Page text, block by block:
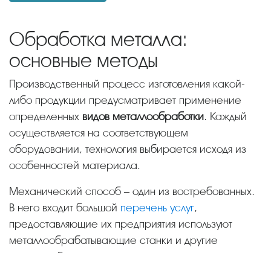
Обработка металла:
основные методы
Производственный процесс изготовления какой-
либо продукции предусматривает применение
определенных видов металлообработки. Каждый
осуществляется на соответствующем
оборудовании, технология выбирается исходя из
особенностей материала.
Механический способ – один из востребованных.
В него входит большой перечень услуг,
предоставляющие их предприятия используют
металлообрабатывающие станки и другие